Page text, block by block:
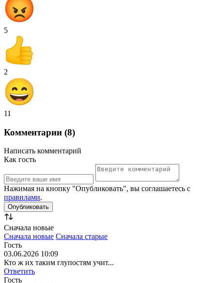
5
2
11
Комментарии (8)
Написать комментарий
Как гость
Нажимая на кнопку "Опубликовать", вы соглашаетесь с
правилами.
Сначала новые
Сначала новые Сначала старые
Гость
03.06.2026 10:09
Кто ж их таким глупостям учит...
Ответить
Гость